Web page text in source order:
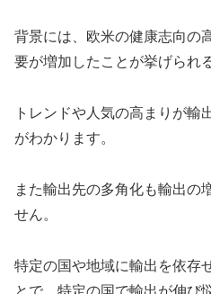
背景には、欧米の健康志向の
要が増加したことが挙げられ
トレンドや人気の高まりが輸
がわかります。
また輸出先の多角化も輸出の
せん。
特定の国や地域に輸出を依存
とで、特定の国で輸出が伸び